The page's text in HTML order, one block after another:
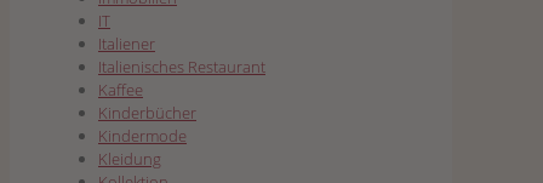
IT
Italiener
Italienisches Restaurant
Kaffee
Kinderbücher
Kindermode
Kleidung